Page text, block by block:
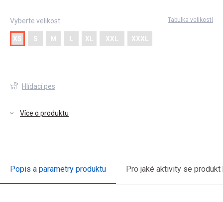
Vyberte velikost Tabulka velikostí
XS S M XL XXL XXXL
Hlídací pes
Více o produktu
Popis a parametry produktu Pro jaké aktivity se produkt